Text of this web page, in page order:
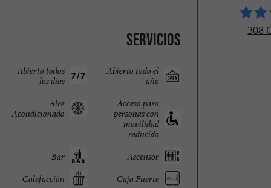
Servicios
Abierto todo el
año
Abierto todos
los días
Acceso para
personas con
movilidad
reducida
Aire
Acondicionado
Ascensor
Bar
Caja Fuerte
Calefacción
308